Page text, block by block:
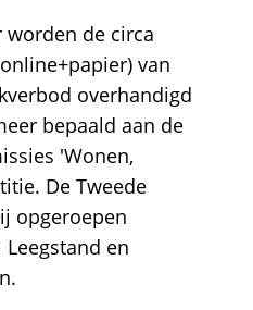
worden de circa
van
overhandigd
bepaald aan de
'Wonen,
De Tweede
opgeroepen
en